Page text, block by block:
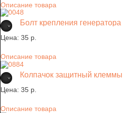
Описание товара
Болт крепления
Цена: 35 p.
Описание товара
Колпачок защитный
Цена: 35 p.
Описание товара